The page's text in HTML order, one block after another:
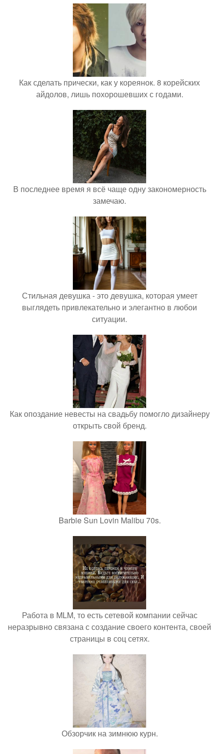
Как сделать прически, как у кореянок. 8 корейских
айдолов, лишь похорошевших с годами.
В последнее время я всё чаще одну закономерность
замечаю.
Стильная девушка - это девушка, которая умеет
выглядеть привлекательно и элегантно в любои
ситуации.
Как опоздание невесты на свадьбу помогло дизайнеру
открыть свой бренд.
Barbie Sun Lovin Malibu 70s.
Работа в MLM, то есть сетевой компании сейчас
неразрывно связана с создание своего контента, своей
страницы в соц сетях.
Обзорчик на зимнюю курн.